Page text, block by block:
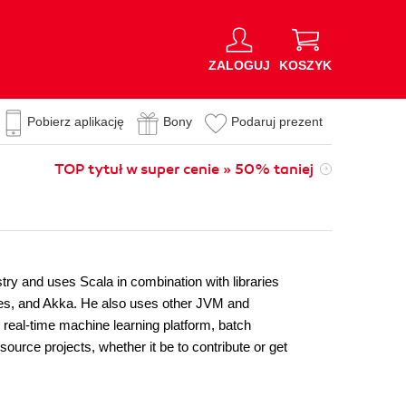
ZALOGUJ KOSZYK
Pobierz aplikację Bony Podaruj prezent
TOP tytuł w super cenie » 50% taniej
and uses Scala in combination with libraries
and Akka. He also uses other JVM and
time machine learning platform, batch
projects, whether it be to contribute or get